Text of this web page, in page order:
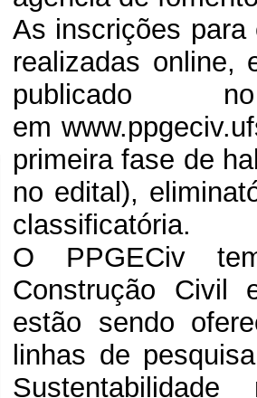
As inscrições
realizadas online,
publicado
em
primeira fase de
no edital),
classificatória.
O PPGECiv
Construção Civil
estão sendo
linhas de